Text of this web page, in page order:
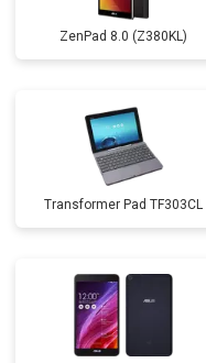
ZenPad 8.0 (Z380KL)
Transformer Pad TF303CL